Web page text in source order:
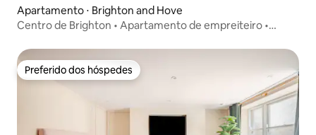
Apartamento ⋅ Brighton and Hove
Centro de Brighton • Apartamento de empreiteiro •
Preferido dos hóspedes
Preferido dos hóspedes